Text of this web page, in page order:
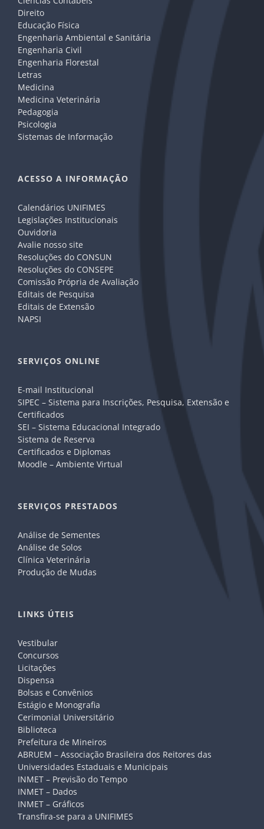
Direito
Educação Física
Engenharia Ambiental e Sanitária
Engenharia Civil
Engenharia Florestal
Letras
Medicina
Medicina Veterinária
Pedagogia
Psicologia
Sistemas de Informação
ACESSO A INFORMAÇÃO
Calendários UNIFIMES
Legislações Institucionais
Ouvidoria
Avalie nosso site
Resoluções do CONSUN
Resoluções do CONSEPE
Comissão Própria de Avaliação
Editais de Pesquisa
Editais de Extensão
NAPSI
SERVIÇOS ONLINE
E-mail Institucional
SIPEC – Sistema para Inscrições, Pesquisa, Extensão e
Certificados
SEI – Sistema Educacional Integrado
Sistema de Reserva
Certificados e Diplomas
Moodle – Ambiente Virtual
SERVIÇOS PRESTADOS
Análise de Sementes
Análise de Solos
Clínica Veterinária
Produção de Mudas
LINKS ÚTEIS
Vestibular
Concursos
Licitações
Dispensa
Bolsas e Convênios
Estágio e Monografia
Cerimonial Universitário
Biblioteca
Prefeitura de Mineiros
ABRUEM – Associação Brasileira dos Reitores das
Universidades Estaduais e Municipais
INMET – Previsão do Tempo
INMET – Dados
INMET – Gráficos
Transfira-se para a UNIFIMES